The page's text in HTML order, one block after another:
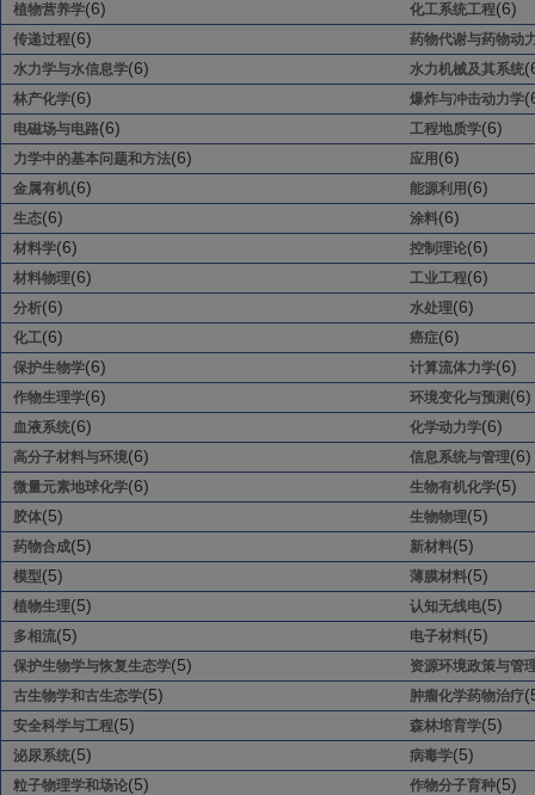
植物营养学(6) 化工系统工程(6)
传递过程(6)
药物代谢与药物动
水力学与水信息学(6) 水力机械及其系统
林产化学(6) 爆炸与冲击动力学
电磁场与电路(6) 工程地质学(6)
力学中的基本问题和方法(6) 应用 (6)
金属有机(6) 能源利用 (6)
生态(6) 涂料(6)
材料学(6) 控制理论(6)
材料物理(6) 工业工程(6)
分析(6) 水处理(6)
化工(6) 癌症(6)
保护生物学(6) 计算流体力学(6)
作物生理学(6) 环境变化与预测 (6)
血液系统(6) 化学动力学(6)
高分子材料与环境(6) 信息系统与管理(6)
微量元素地球化学(6) 生物有机化学(5)
胶体(5) 生物物理(5)
药物合成(5) 新材料(5)
模型(5) 薄膜材料(5)
植物生理(5) 认知无线电(5)
多相流(5) 电子材料(5)
保护生物学与恢复生态学(5)
资源环境政策与管
古生物学和古生态学(5) 肿瘤化学药物治疗
安全科学与工程(5) 森林培育学(5)
泌尿系统(5) 病毒学(5)
粒子物理学和场论(5) 作物分子育种(5)